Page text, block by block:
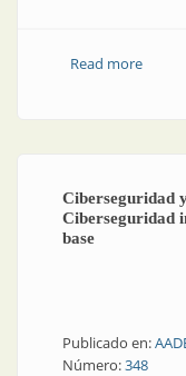
Read moreabout
Ciberseguridad
Ciberseguridad
base
Publicado en:
Número:348